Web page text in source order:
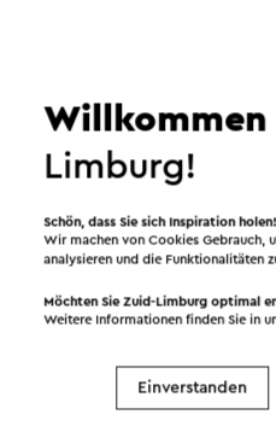
Wandern Radsport
Willkommen
Limburg!
Schön, dass Sie sich Inspiration holen!
Wir machen von Cookies Gebrauch,
analysieren und die Funktionalitäten
Möchten Sie Zuid-Limburg optimal
Weitere Informationen finden Sie in
Einverstanden